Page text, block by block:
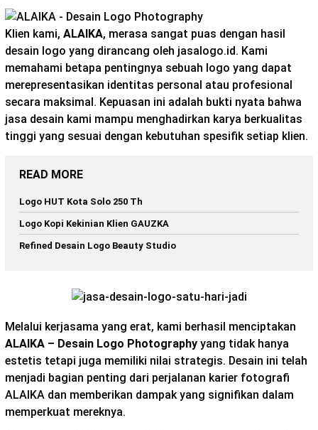
Klien kami, ALAIKA, merasa sangat puas dengan hasil
desain logo yang dirancang oleh jasalogo.id. Kami
memahami betapa pentingnya sebuah logo yang dapat
merepresentasikan identitas personal atau profesional
secara maksimal. Kepuasan ini adalah bukti nyata bahwa
jasa desain kami mampu menghadirkan karya berkualitas
tinggi yang sesuai dengan kebutuhan spesifik setiap klien.
READ MORE
Logo HUT Kota Solo 250 Th
Logo Kopi Kekinian Klien GAUZKA
Refined Desain Logo Beauty Studio
Melalui kerjasama yang erat, kami berhasil menciptakan
ALAIKA – Desain Logo Photography yang tidak hanya
estetis tetapi juga memiliki nilai strategis. Desain ini telah
menjadi bagian penting dari perjalanan karier fotografi
ALAIKA dan memberikan dampak yang signifikan dalam
memperkuat mereknya.